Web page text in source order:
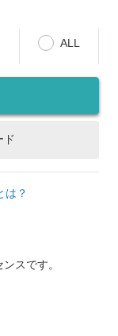
ALL
ド
は？
スです。